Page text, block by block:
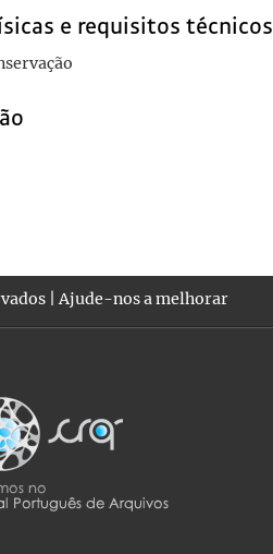
e requisitos técnicos
|Ajude-nos a melhorar